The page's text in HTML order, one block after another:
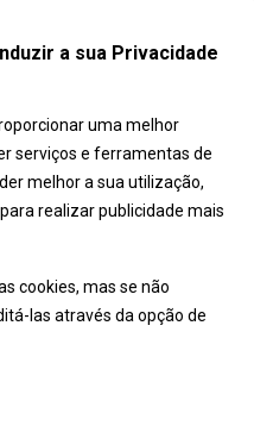
a sua Privacidade
uma melhor
serviços e ferramentas de
melhor a sua utilização,
realizar publicidade mais
cookies, mas se não
las através da opção de